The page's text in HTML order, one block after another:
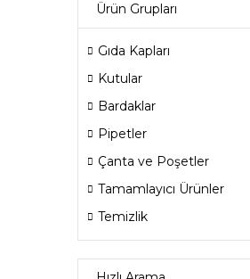
Ürün Grupları
Gıda Kapları
Kutular
Bardaklar
Pipetler
Çanta ve Poşetler
Tamamlayıcı Ürünler
Temizlik